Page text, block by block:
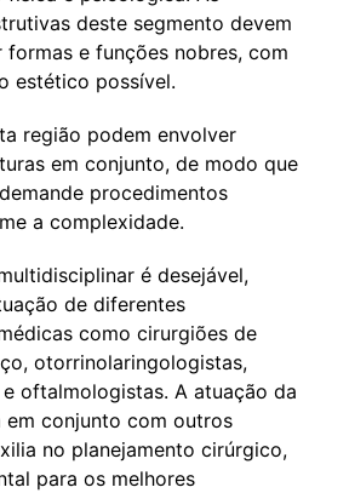
deste segmento devem
e funções nobres, com
estético possível.
região podem envolver
em conjunto, de modo que
procedimentos
a complexidade.
é desejável,
de diferentes
como cirurgiões de
otorrinolaringologistas,
oftalmologistas. A atuação da
conjunto com outros
no planejamento cirúrgico,
para os melhores